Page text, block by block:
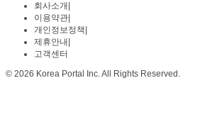
회사소개
이용약관
개인정보정책
제휴안내
고객센터
© 2026 Korea Portal Inc. All Rights Reserved.